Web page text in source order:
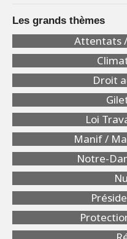
Les grands thèmes
Attentats
Droit
Loi
Manif /
Notre-